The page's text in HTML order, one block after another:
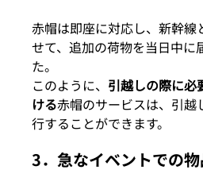
赤帽は即座に対応し、新幹線
せて、追加の荷物を当日中に
た。
このように、 引越しの際に必
ける赤帽のサービスは、引越
行することができます。
3．急なイベントでの